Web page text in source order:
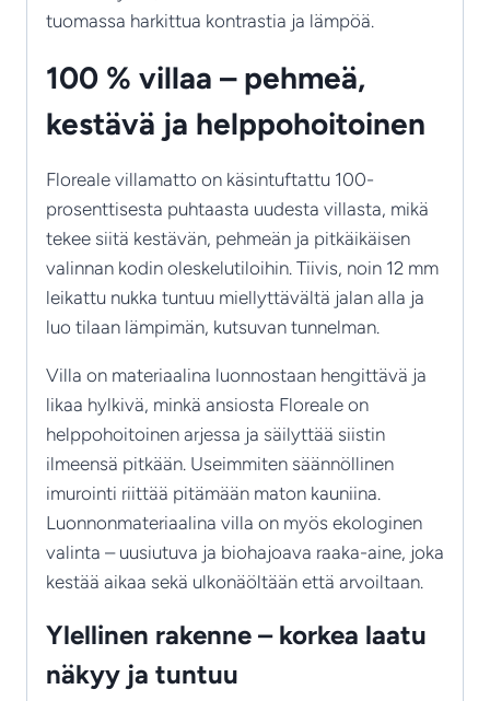
tuomassa harkittua kontrastia ja lämpöä.
100 % villaa – pehmeä,
kestävä ja helppohoitoinen
Floreale villamatto on käsintuftattu 100-
prosenttisesta puhtaasta uudesta villasta, mikä
tekee siitä kestävän, pehmeän ja pitkäikäisen
valinnan kodin oleskelutiloihin. Tiivis, noin 12 mm
leikattu nukka tuntuu miellyttävältä jalan alla ja
luo tilaan lämpimän, kutsuvan tunnelman.
Villa on materiaalina luonnostaan hengittävä ja
likaa hylkivä, minkä ansiosta Floreale on
helppohoitoinen arjessa ja säilyttää siistin
ilmeensä pitkään. Useimmiten säännöllinen
imurointi riittää pitämään maton kauniina.
Luonnonmateriaalina villa on myös ekologinen
valinta – uusiutuva ja biohajoava raaka-aine, joka
kestää aikaa sekä ulkonäöltään että arvoiltaan.
Ylellinen rakenne – korkea laatu
näkyy ja tuntuu